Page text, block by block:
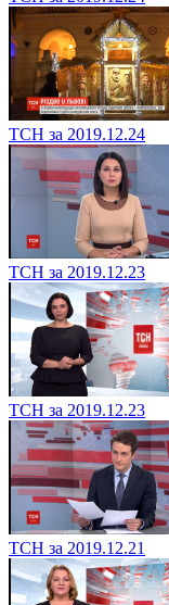
ТСН за 2019.12.24
ТСН за 2019.12.23
ТСН за 2019.12.23
ТСН за 2019.12.21